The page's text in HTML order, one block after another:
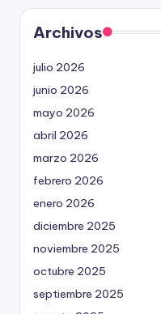
Archivos
julio 2026
junio 2026
mayo 2026
abril 2026
marzo 2026
febrero 2026
enero 2026
diciembre 2025
noviembre 2025
octubre 2025
septiembre 2025